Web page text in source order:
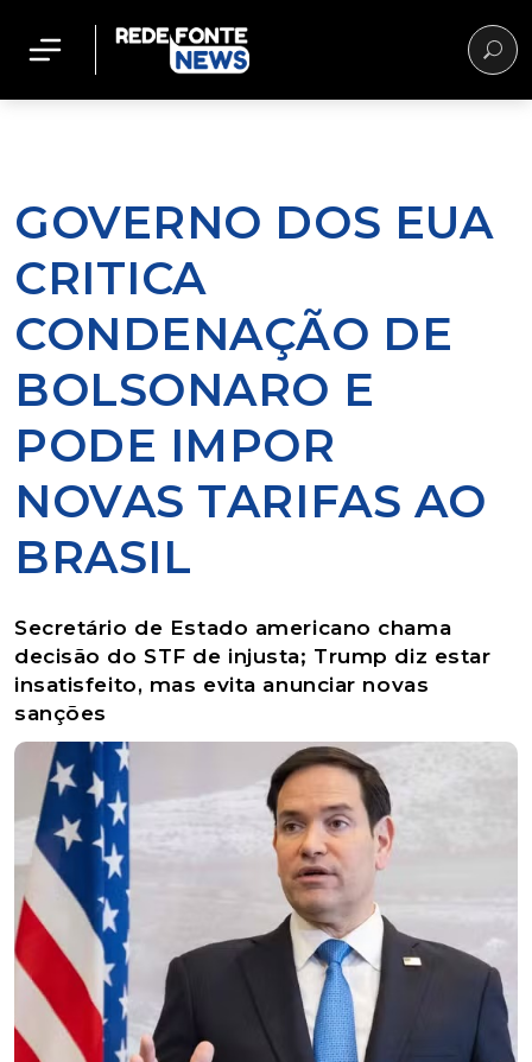
GOVERNO DOS EUA
CRITICA
CONDENAÇÃO DE
BOLSONARO E
PODE IMPOR
NOVAS TARIFAS AO
BRASIL
Secretário de Estado americano chama
decisão do STF de injusta; Trump diz estar
insatisfeito, mas evita anunciar novas
sanções